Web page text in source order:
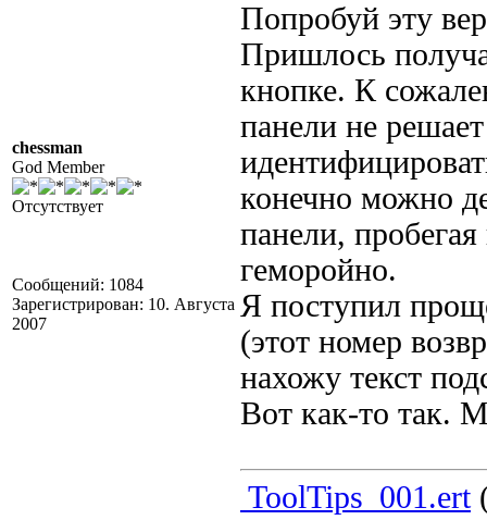
chessman
God Member
Отсутствует
Сообщений: 1084
Зарегистрирован: 10. Августа
2007
Попробуй эту
Пришлось
кнопке. К
панели не
конечно можно
панели,
геморойно.
Я поступил
(этот номер
нахожу текст
Вот как-то так.
ToolTips_001.ert